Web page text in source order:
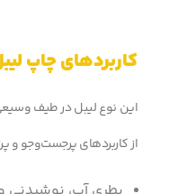
کاربردهای چاپ
این نوع لیبل در طیف
از کاربردهای پرجست‌وجو و